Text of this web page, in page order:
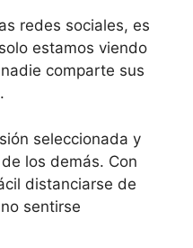
redes sociales, es
estamos viendo
comparte sus
seleccionada y
los demás. Con
distanciarse de
sentirse